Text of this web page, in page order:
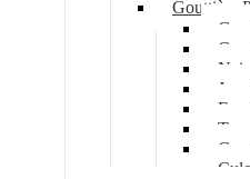
Gouttière